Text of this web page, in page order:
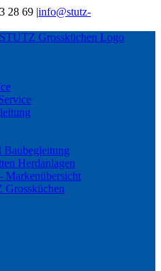
28 69 |info@stutz-
Baubegleitung
Herdanlagen
Markenübersicht
Grossküchen